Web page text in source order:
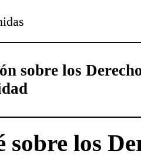
sobre los
sobre los